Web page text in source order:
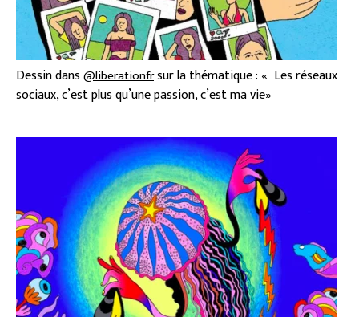
Dessin dans @liberationfrsur la thématique : « Les réseaux
sociaux, c’est plus qu’une passion, c’est ma vie»